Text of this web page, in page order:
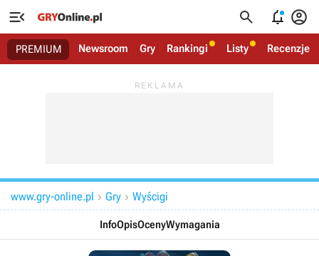
   
PREMIUM Newsroom Gry Rankingi Listy Recenzje
www.gry-online.pl  Gry  Wyścigi
InfoOpisOcenyWymagania